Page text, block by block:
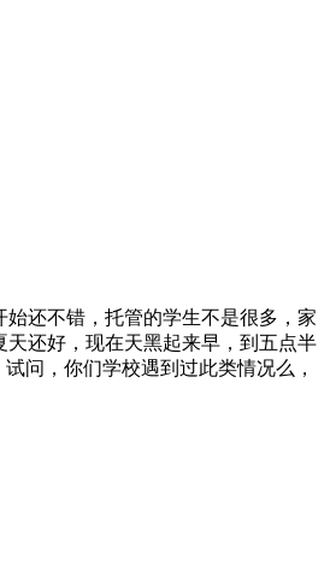
还不错，托管的学生不是很多，家
还好，现在天黑起来早，到五点半
问，你们学校遇到过此类情况么，